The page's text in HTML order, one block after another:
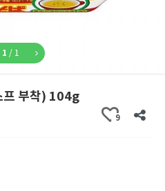
1 / 1
프 부착) 104g
9